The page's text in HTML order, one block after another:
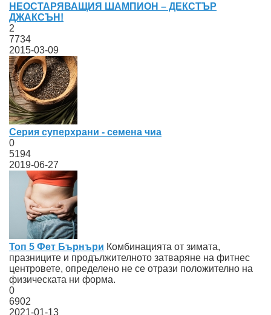
НЕОСТАРЯВАЩИЯ ШАМПИОН – ДЕКСТЪР
ДЖАКСЪН!
2
7734
2015-03-09
Серия суперхрани - семена чиа
0
5194
2019-06-27
Топ 5 Фет Бърнъри Комбинацията от зимата,
празниците и продължителното затваряне на фитнес
центровете, определено не се отрази положително на
физическата ни форма.
0
6902
2021-01-13